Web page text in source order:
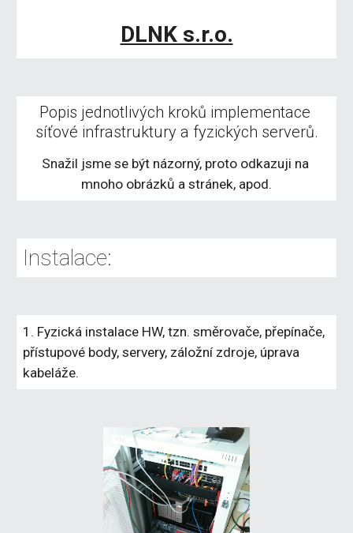
DLNK s.r.o.
Popis jednotlivých kroků implementace
síťové infrastruktury a fyzických serverů.
Snažil jsme se být názorný, proto odkazuji na
mnoho obrázků a stránek, apod.
Instalace:
1. Fyzická instalace HW, tzn. směrovače, přepínače,
přístupové body, servery, záložní zdroje, úprava
kabeláže.